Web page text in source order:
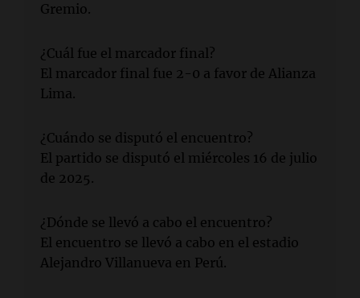
Gremio.
¿Cuál fue el marcador final?
El marcador final fue 2-0 a favor de Alianza
Lima.
¿Cuándo se disputó el encuentro?
El partido se disputó el miércoles 16 de julio
de 2025.
¿Dónde se llevó a cabo el encuentro?
El encuentro se llevó a cabo en el estadio
Alejandro Villanueva en Perú.